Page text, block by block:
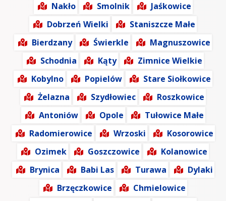
Nakło
Smolnik
Jaśkowice
Dobrzeń Wielki
Staniszcze Małe
Bierdzany
Świerkle
Magnuszowice
Schodnia
Kąty
Zimnice Wielkie
Kobylno
Popielów
Stare Siołkowice
Żelazna
Szydłowiec
Roszkowice
Antoniów
Opole
Tułowice Małe
Radomierowice
Wrzoski
Kosorowice
Ozimek
Goszczowice
Kolanowice
Brynica
Babi Las Turawa
Dylaki
Brzęczkowice
Chmielowice